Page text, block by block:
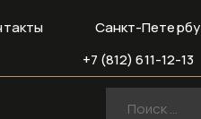
Санкт-
+7 (812) 611-12-13